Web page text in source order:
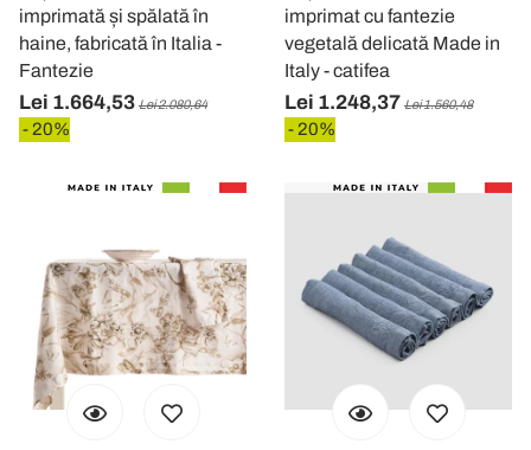
imprimată și spălată în
haine, fabricată în Italia -
Fantezie
Lei 1.664,53 Lei 2.080,64
- 20%
imprimat cu fantezie
vegetală delicată Made in
Italy - catifea
Lei 1.248,37 Lei 1.560,48
- 20%